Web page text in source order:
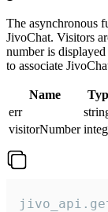
The asynchronous
JivoChat. Visitors
number is
to associate
Name
err
visitorNumber